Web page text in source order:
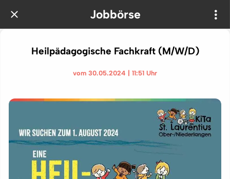
Jobbörse
Heilpädagogische Fachkraft (M/W/D)
vom 30.05.2024 | 11:51 Uhr